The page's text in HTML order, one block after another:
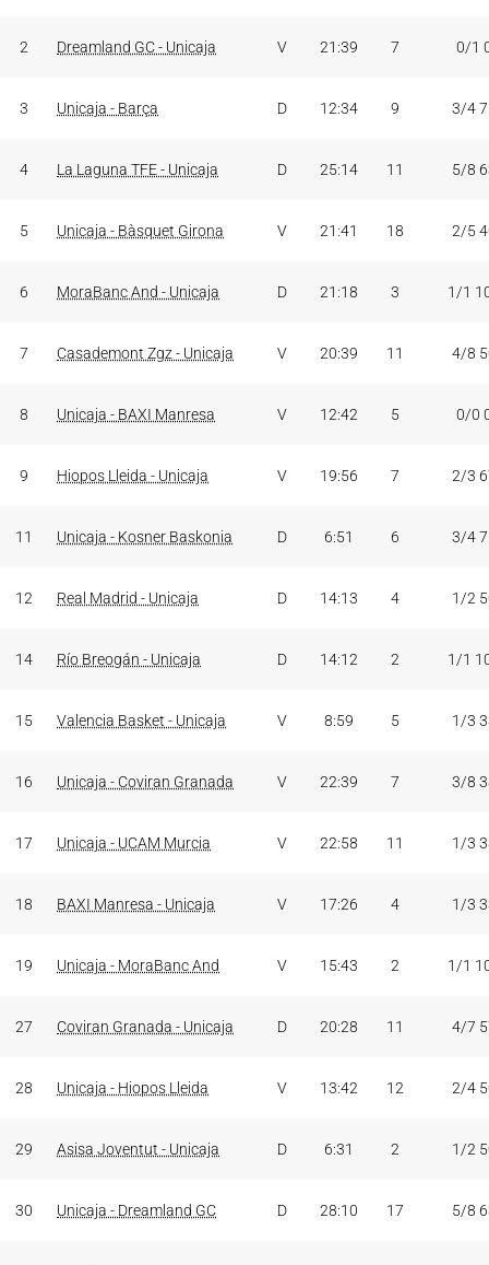
2 Dreamland GC - Unicaja V 21:39 7 0/1
3 Unicaja - Barça D 12:34 9 3/4
4 La Laguna TFE - Unicaja D 25:14 11 5/8
5 Unicaja - Bàsquet Girona V 21:41 18 2/5
6 MoraBanc And - Unicaja D 21:18 3 1/1
7 Casademont Zgz - Unicaja V 20:39 11 4/8
8 Unicaja - BAXI Manresa V 12:42 5 0/0
9 Hiopos Lleida - Unicaja V 19:56 7 2/3
11 Unicaja - Kosner Baskonia D 6:51 6 3/4
12 Real Madrid - Unicaja D 14:13 4 1/2
14 Río Breogán - Unicaja D 14:12 2 1/1
15 Valencia Basket - Unicaja V 8:59 5 1/3
16 Unicaja - Coviran Granada V 22:39 7 3/8
17 Unicaja - UCAM Murcia V 22:58 11 1/3
18 BAXI Manresa - Unicaja V 17:26 4 1/3
19 Unicaja - MoraBanc And V 15:43 2 1/1
27 Coviran Granada - Unicaja D 20:28 11 4/7
28 Unicaja - Hiopos Lleida V 13:42 12 2/4
29 Asisa Joventut - Unicaja D 6:31 2 1/2
30 Unicaja - Dreamland GC D 28:10 17 5/8